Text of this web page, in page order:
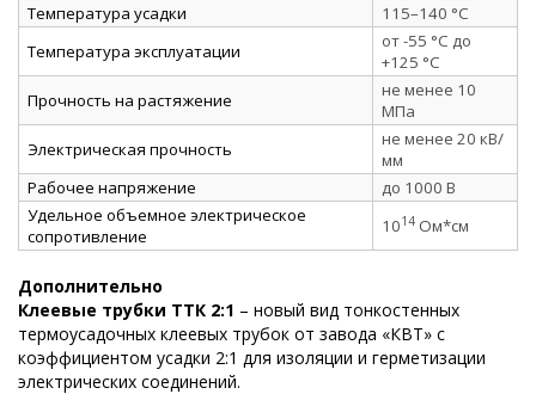
Температура усадки
115–140 °C
Температура эксплуатации
от -55 °C до
+125 °C
Прочность на растяжение
не менее 10
МПа
Электрическая прочность
не менее 20 кВ/
мм
Рабочее напряжение
до 1000 В
Удельное объемное электрическое
сопротивление
1014 Ом*см
Дополнительно
Клеевые трубки ТТК 2:1 – новый вид тонкостенных
термоусадочных клеевых трубок от завода «КВТ» с
коэффициентом усадки 2:1 для изоляции и герметизации
электрических соединений.